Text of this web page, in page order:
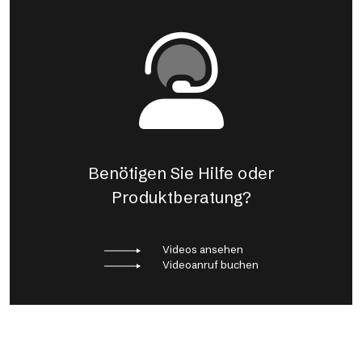
Benötigen Sie Hilfe oder
Produktberatung?
Videos ansehen
Videoanruf buchen